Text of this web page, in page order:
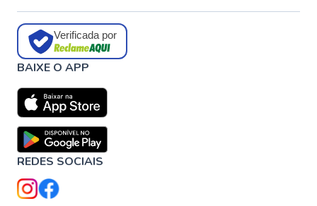
Verificada por
BAIXE O APP
REDES SOCIAIS